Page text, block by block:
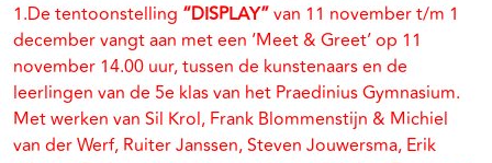
1.De tentoonstelling “DISPLAY”van 11 november t/m 1
december vangt aan met een ‘Meet & Greet’ op 11
november 14.00 uur, tussen de kunstenaars en de
leerlingen van de 5e klas van het Praedinius Gymnasium.
Met werken van Sil Krol, Frank Blommenstijn & Michiel
van der Werf, Ruiter Janssen, Steven Jouwersma, Erik